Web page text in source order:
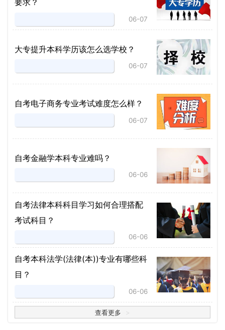
要求？
06-07
大专提升本科学历该怎么选学校？
06-07
自考电子商务专业考试难度怎么样？
06-07
自考金融学本科专业难吗？
06-06
自考法律本科科目学习如何合理搭配
考试科目？
06-06
​自考本科法学(法律(本))专业有哪些科
目？
06-06
查看更多 >